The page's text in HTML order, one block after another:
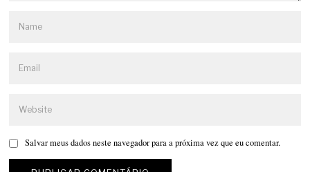
Salvar meus dados neste navegador para a próxima vez que eu comentar.